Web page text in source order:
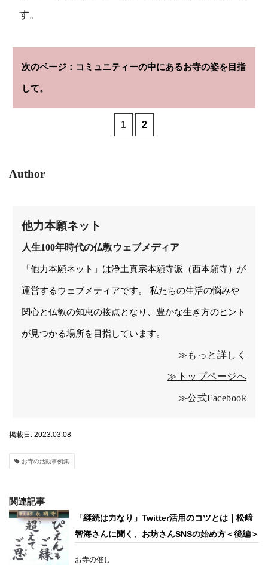
す。
コミュニティーの中にあるお寺の姿を目指
して。
1 2
Author
他力本願ネット
人生100年時代の仏教ウェブメディア
「他力本願ネット」は浄土真宗本願寺派（西本願寺）が
運営するウェブメティアです。 私たちの生活の悩みや
関心と仏教の知恵の接点となり、豊かな生き方のヒント
が見つかる場所を目指しています。
≫もっと詳しく
≫トップページへ
≫公式Facebook
掲載日: 2023.03.08
お寺の活動事例集
関連記事
「継続は力なり」Twitter活用のコツとは｜松﨑
智海さんに聞く、お坊さんSNSの始め方＜後編＞
お寺の催し